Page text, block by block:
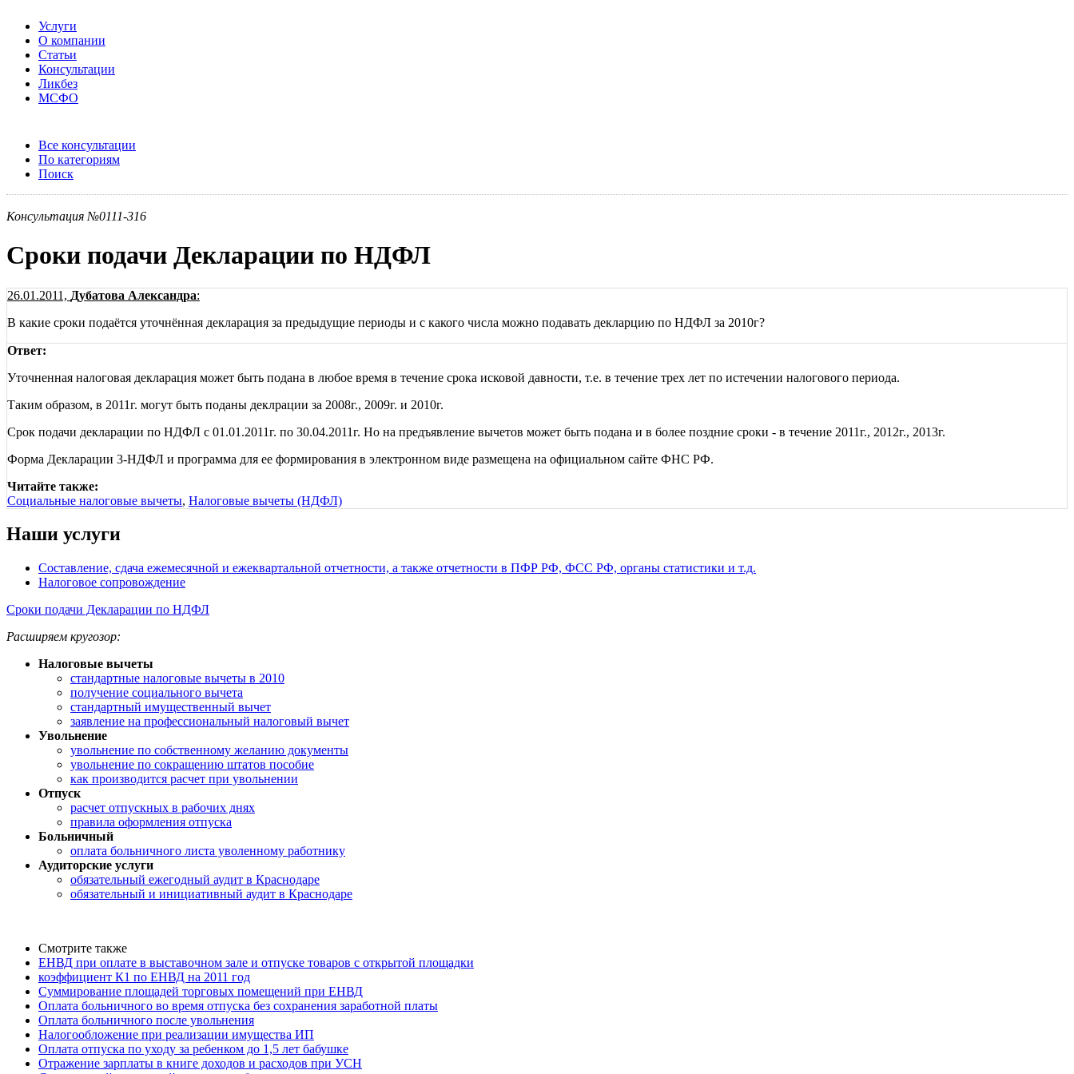
Услуги
О компании
Статьи
Консультации
Ликбез
МСФО
Все консультации
По категориям
Поиск
Консультация №0111-316
Сроки подачи Декларации по НДФЛ
26.01.2011, Дубатова Александра:
В какие сроки подаётся уточнённая декларация за предыдущие периоды и с какого числа можно подавать декларцию по НДФЛ за 2010г?
Ответ:
Уточненная налоговая декларация может быть подана в любое время в течение срока исковой давности, т.е. в течение трех лет по истечении налогового периода.
Таким образом, в 2011г. могут быть поданы деклрации за 2008г., 2009г. и 2010г.
Срок подачи декларации по НДФЛ с 01.01.2011г. по 30.04.2011г. Но на предъявление вычетов может быть подана и в более поздние сроки - в течение 2011г., 2012г., 2013г.
Форма Декларации 3-НДФЛ и программа для ее формирования в электронном виде размещена на официальном сайте ФНС РФ.
Читайте также:
Социальные налоговые вычеты, Налоговые вычеты (НДФЛ)
Наши услуги
Составление, сдача ежемесячной и ежеквартальной отчетности, а также отчетности в ПФР РФ, ФСС РФ, органы статистики и т.д.
Налоговое сопровождение
Сроки подачи Декларации по НДФЛ
Расширяем кругозор:
Налоговые вычеты
стандартные налоговые вычеты в 2010
получение социального вычета
стандартный имущественный вычет
заявление на профессиональный налоговый вычет
Увольнение
увольнение по собственному желанию документы
увольнение по сокращению штатов пособие
как производится расчет при увольнении
Отпуск
расчет отпускных в рабочих днях
правила оформления отпуска
Больничный
оплата больничного листа уволенному работнику
Аудиторские услуги
обязательный ежегодный аудит в Краснодаре
обязательный и инициативный аудит в Краснодаре
Смотрите также
ЕНВД при оплате в выставочном зале и отпуске товаров с открытой площадки
коэффициент К1 по ЕНВД на 2011 год
Суммирование площадей торговых помещений при ЕНВД
Оплата больничного во время отпуска без сохранения заработной платы
Оплата больничного после увольнения
Налогообложение при реализации имущества ИП
Оплата отпуска по уходу за ребенком до 1,5 лет бабушке
Отражение зарплаты в книге доходов и расходов при УСН